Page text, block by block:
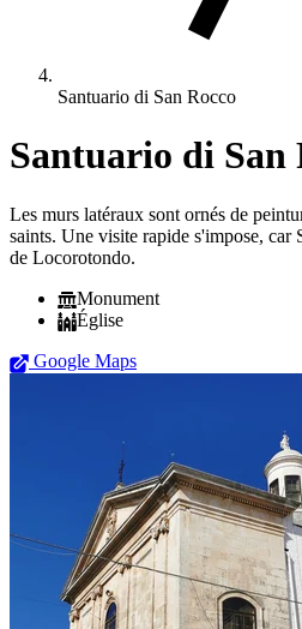
Santuario di San Rocco
Santuario di San
Les murs latéraux sont ornés de
saints. Une visite rapide s'impose, car
de Locorotondo.
Monument
Église
Google Maps